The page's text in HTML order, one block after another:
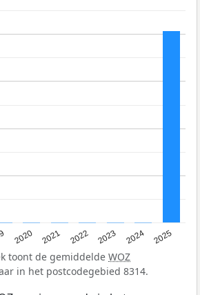
2020 2021 2022 2023 2024 2025
toont de gemiddelde WOZ
in het postcodegebied 8314.